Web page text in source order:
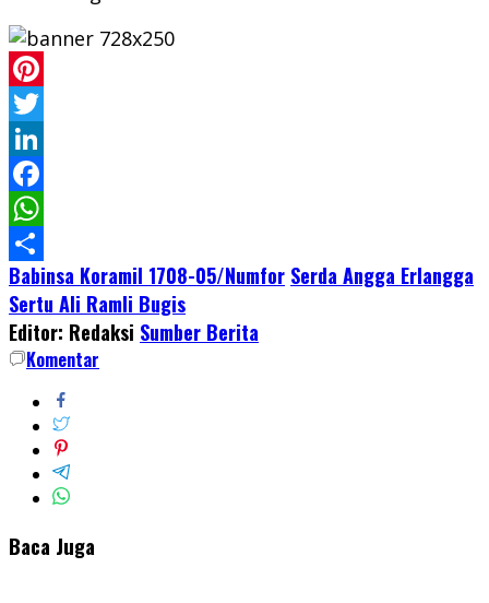
Pinterest
Twitter
LinkedIn
Facebook
WhatsApp
Share
Babinsa Koramil 1708-05/Numfor Serda Angga Erlangga
Sertu Ali Ramli Bugis
Editor: Redaksi Sumber Berita
Komentar
Baca Juga